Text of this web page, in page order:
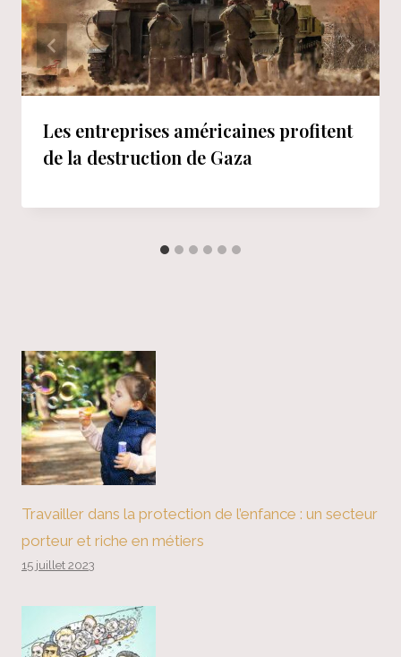
Les entreprises américaines profitent
de la destruction de Gaza
Travailler dans la protection de l’enfance : un secteur
porteur et riche en métiers
15 juillet 2023